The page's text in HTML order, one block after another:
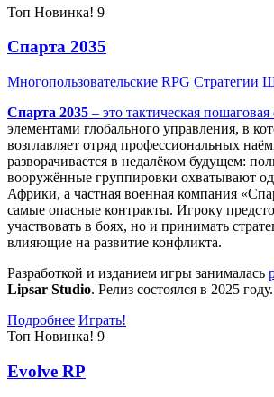
Топ Новинка! 9
Спарта 2035
Многопользовательские RPG Стратегии
Спарта 2035 – это тактическая пошаговая
элементами глобального управления, в
возглавляет отряд профессиональных
разворачивается в недалёком будущем:
вооружённые группировки охватывают
Африки, а частная военная компания
самые опасные контракты. Игроку
участвовать в боях, но и принимать
влияющие на развитие конфликта.
Разработкой и изданием игры занималась
Lipsar Studio. Релиз состоялся в 2025 году.
Подробнее Играть!
Топ Новинка! 9
Evolve RP